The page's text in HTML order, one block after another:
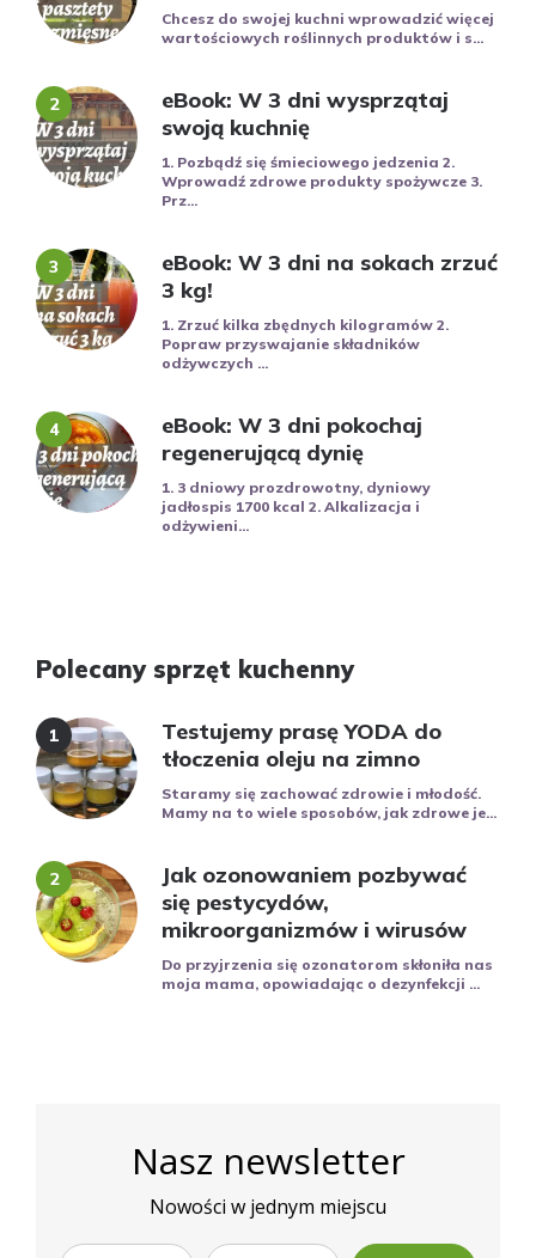
Chcesz do swojej kuchni wprowadzić więcej
wartościowych roślinnych produktów i s...
eBook: W 3 dni wysprzątaj
swoją kuchnię
1. Pozbądź się śmieciowego jedzenia 2.
Wprowadź zdrowe produkty spożywcze 3.
Prz...
eBook: W 3 dni na sokach zrzuć
3 kg!
1. Zrzuć kilka zbędnych kilogramów 2.
Popraw przyswajanie składników
odżywczych ...
eBook: W 3 dni pokochaj
regenerującą dynię
1. 3 dniowy prozdrowotny, dyniowy
jadłospis 1700 kcal 2. Alkalizacja i
odżywieni...
Polecany sprzęt kuchenny
Testujemy prasę YODA do
tłoczenia oleju na zimno
Staramy się zachować zdrowie i młodość.
Mamy na to wiele sposobów, jak zdrowe je...
Jak ozonowaniem pozbywać
się pestycydów,
mikroorganizmów i wirusów
Do przyjrzenia się ozonatorom skłoniła nas
moja mama, opowiadając o dezynfekcji ...
Nasz newsletter
Nowości w jednym miejscu